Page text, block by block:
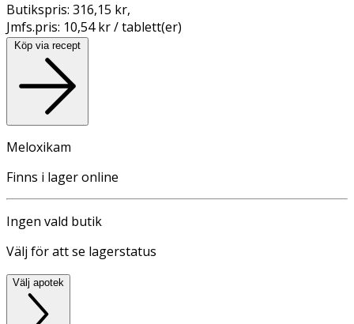
Butikspris: 316,15 kr,
Jmfs.pris: 10,54 kr / tablett(er)
Köp via recept
Meloxikam
Finns i lager online
Ingen vald butik
Välj för att se lagerstatus
Välj apotek